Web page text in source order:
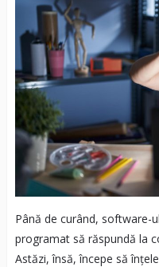
Până de curând, software-
programat să răspundă la
Astăzi, însă, începe să